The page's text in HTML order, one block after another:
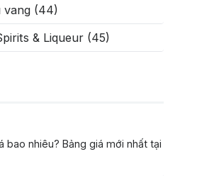
vang (44)
& Liqueur (45)
bao nhiêu? Bảng giá mới nhất tại